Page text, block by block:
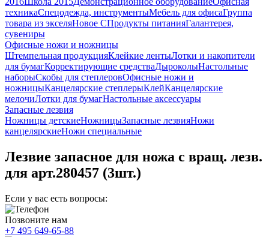
техникаСпецодежда, инструментыМебель для офисаГруппа
товара из экселяНовое СПродукты питанияГалантерея,
сувениры
Офисные ножи и ножницы
Штемпельная продукцияКлейкие лентыЛотки и накопители
для бумагКорректирующие средстваДыроколыНастольные
наборыСкобы для степлеровОфисные ножи и
ножницыКанцелярские степлерыКлейКанцелярские
мелочиЛотки для бумагНастольные аксессуары
Запасные лезвия
Ножницы детскиеНожницыЗапасные лезвияНожи
канцелярскиеНожи специальные
Лезвие запасное для ножа с вращ. лезв.
для арт.280457 (3шт.)
Если у вас есть вопросы:
Позвоните нам
+7 495 649-65-88